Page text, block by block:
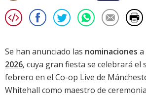
Se han anunciado las nominaciones a
2026, cuya gran fiesta se celebrará el
febrero en el Co-op Live de
Whitehall como maestro de